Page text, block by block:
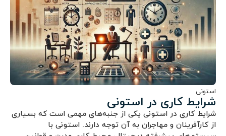
استونی
شرایط کاری در استونی
شرایط کاری در استونی یکی از جنبه‌های مهمی است که بسیاری
از کارآفرینان و مهاجران به آن توجه دارند. استونی با